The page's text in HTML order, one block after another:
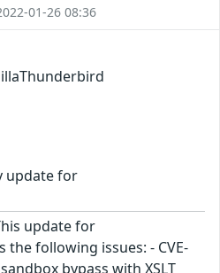
01-26 08:36
update for
update for
following issues: - CVE-
bypass with XSLT